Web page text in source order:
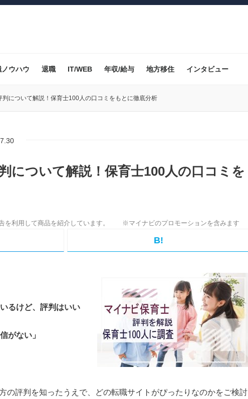
ウハウ 退職 IT/WEB 年収/給与 地方移住 インタビュー
判について解説！保育士100人の口コミをもとに徹底分析
について解説！保育士100人の口コミを
B!
るけど、評判はいい
がない」
の評判を知ったうえで、どの転職サイトがぴったりなのかをご検討